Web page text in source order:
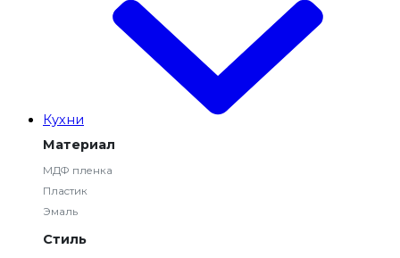
Кухни
Материал
МДФ пленка
Пластик
Эмаль
Стиль